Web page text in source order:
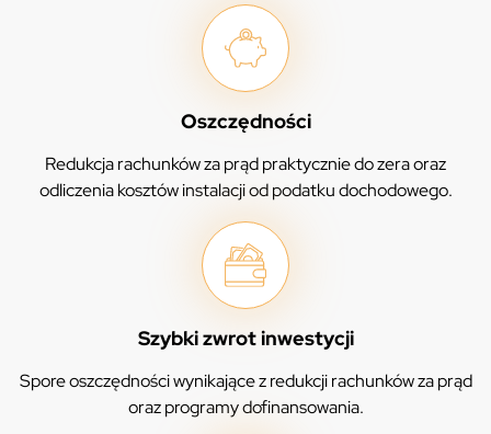
Oszczędności
Redukcja rachunków za prąd praktycznie do zera oraz
odliczenia kosztów instalacji od podatku dochodowego.
Szybki zwrot inwestycji
Spore oszczędności wynikające z redukcji rachunków za prąd
oraz programy dofinansowania.